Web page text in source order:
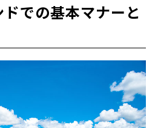
での基本マナーと